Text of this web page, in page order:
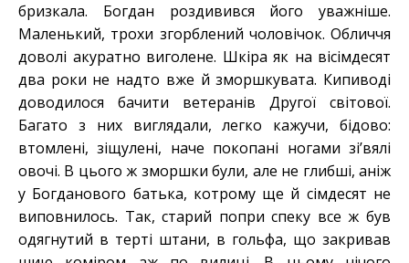
бризкала. Богдан роздивився його уважніше.
Маленький, трохи згорблений чоловічок. Обличчя
доволі акуратно виголене. Шкіра як на вісімдесят
два роки не надто вже й зморшкувата. Кипиводі
доводилося бачити ветеранів Другої світової.
Багато з них виглядали, легко кажучи, бідово:
втомлені, зіщулені, наче покопані ногами зі’вялі
овочі. В цього ж зморшки були, але не глибші, аніж
у Богданового батька, котрому ще й сімдесят не
виповнилось. Так, старий попри спеку все ж був
одягнутий в терті штани, в гольфа, що закривав